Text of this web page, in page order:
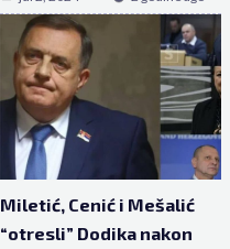
Miletić, Cenić i Mešalić
“otresli” Dodika nakon